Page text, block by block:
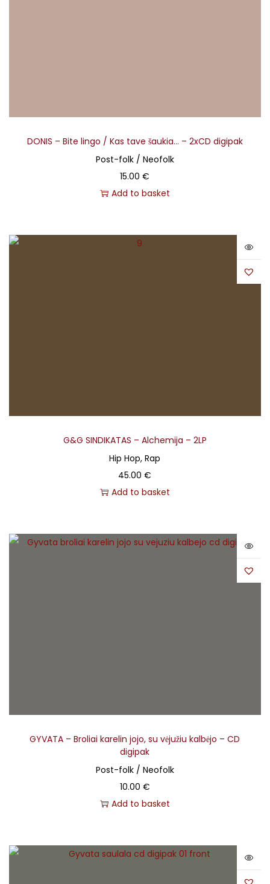
DONIS – Bite lingo / Kas tave šaukia… – 2xCD digipak
Post-folk / Neofolk
15.00€
Add to basket
G&G SINDIKATAS – Alchemija – 2LP
Hip Hop, Rap
45.00€
Add to basket
GYVATA – Broliai karelin jojo, su vėjužiu kalbėjo – CD
digipak
Post-folk / Neofolk
10.00 €
Add to basket